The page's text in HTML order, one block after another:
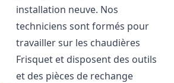
installation neuve. Nos
techniciens sont formés pour
travailler sur les chaudières
Frisquet et disposent des outils
et des pièces de rechange